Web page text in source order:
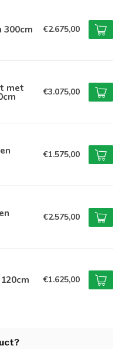
300cm €2.675,00
met €3.075,00
€1.575,00
€2.575,00
€1.625,00